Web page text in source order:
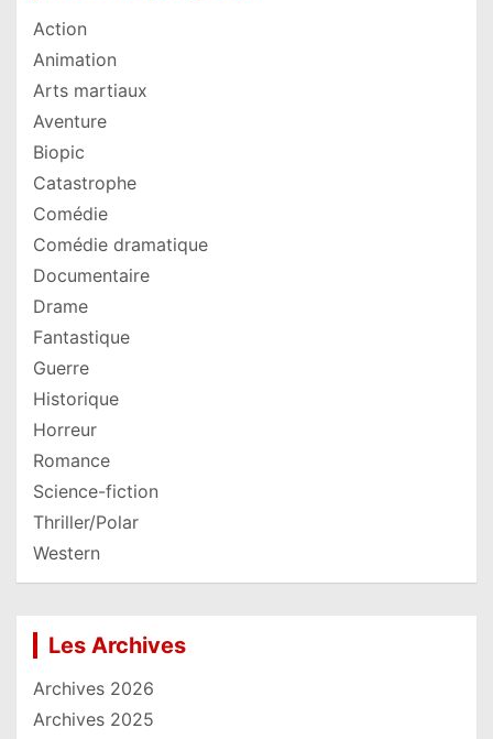
Action
Animation
Arts martiaux
Aventure
Biopic
Catastrophe
Comédie
Comédie dramatique
Documentaire
Drame
Fantastique
Guerre
Historique
Horreur
Romance
Science-fiction
Thriller/Polar
Western
Les Archives
Archives 2026
Archives 2025